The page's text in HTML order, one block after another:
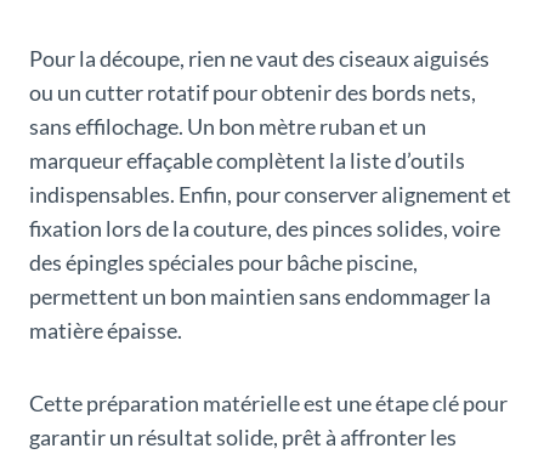
Pour la découpe, rien ne vaut des ciseaux aiguisés
ou un cutter rotatif pour obtenir des bords nets,
sans effilochage. Un bon mètre ruban et un
marqueur effaçable complètent la liste d’outils
indispensables. Enfin, pour conserver alignement et
fixation lors de la couture, des pinces solides, voire
des épingles spéciales pour bâche piscine,
permettent un bon maintien sans endommager la
matière épaisse.
Cette préparation matérielle est une étape clé pour
garantir un résultat solide, prêt à affronter les